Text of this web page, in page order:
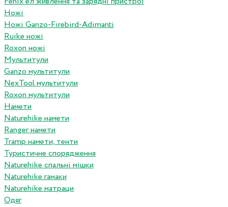
Ножі
Ножі Ganzo-Firebird-Adimanti
Ruike ножі
Roxon ножi
Мультитули
Ganzo мультитули
NexTool мультитули
Roxon мультитули
Намети
Naturehike намети
Ranger намети
Tramp намети, тенти
Туристичне спорядження
Naturehike спальні мішки
Naturehike гамаки
Naturehike матраци
Одяг